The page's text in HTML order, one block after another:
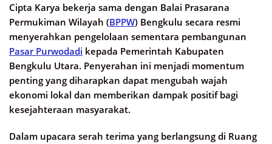
Cipta Karya bekerja sama dengan Balai Prasarana
Permukiman Wilayah (BPPW) Bengkulu secara resmi
menyerahkan pengelolaan sementara pembangunan
Pasar Purwodadi kepada Pemerintah Kabupaten
Bengkulu Utara. Penyerahan ini menjadi momentum
penting yang diharapkan dapat mengubah wajah
ekonomi lokal dan memberikan dampak positif bagi
kesejahteraan masyarakat.
Dalam upacara serah terima yang berlangsung di Ruang